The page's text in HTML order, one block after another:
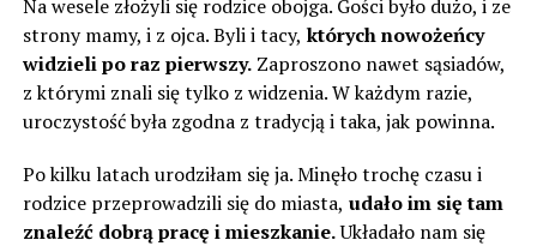
Na wesele złożyli się rodzice obojga. Gości było dużo, i ze
strony mamy, i z ojca. Byli i tacy, których nowożeńcy
widzieli po raz pierwszy.Zaproszono nawet sąsiadów,
z którymi znali się tylko z widzenia. W każdym razie,
uroczystość była zgodna z tradycją i taka, jak powinna.
Po kilku latach urodziłam się ja. Minęło trochę czasu i
rodzice przeprowadzili się do miasta, udało im się tam
znaleźć dobrą pracę i mieszkanie.Układało nam się